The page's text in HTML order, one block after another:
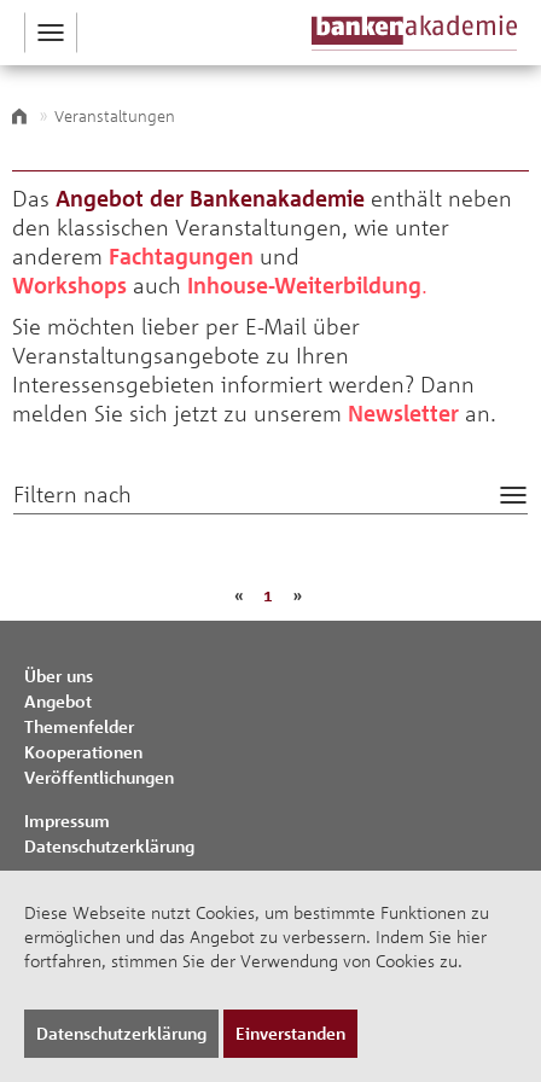
Toggle
navigation
Veranstaltungen
Das Angebot der Bankenakademie enthält neben
den klassischen Veranstaltungen, wie unter
anderem Fachtagungen und
Workshops auch Inhouse-Weiterbildung.
Sie möchten lieber per E-Mail über
Veranstaltungsangebote zu Ihren
Interessensgebieten informiert werden? Dann
melden Sie sich jetzt zu unserem Newsletter an.
Filtern nach
« 1 »
Über uns
Angebot
Themenfelder
Kooperationen
Veröffentlichungen
Impressum
Datenschutzerklärung
© Bank-Verlag GmbH 2026
Diese Webseite nutzt Cookies, um bestimmte Funktionen zu
ermöglichen und das Angebot zu verbessern. Indem Sie hier
fortfahren, stimmen Sie der Verwendung von Cookies zu.
Datenschutzerklärung Einverstanden